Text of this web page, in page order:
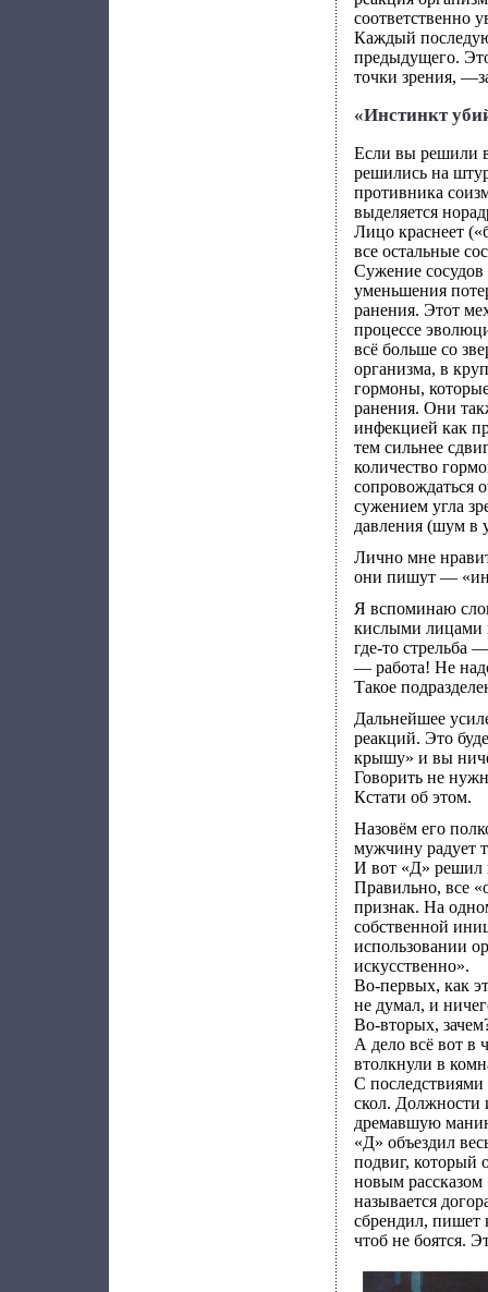
соответственно
Каждый
предыдущего.
точки зрения,
«Инстинкт
Если вы решили
решились на
противника
выделяется
Лицо краснеет
все остальные
Сужение
уменьшения
ранения. Этот
процессе
всё больше со
организма, в
гормоны,
ранения. Они
инфекцией как
тем сильнее
количество
сопровождаться
сужением угла
давления (шум в
Лично мне
они пишут —
Я вспоминаю
кислыми лицами
где-то стрельба
— работа! Не
Такое
Дальнейшее
реакций. Это
крышу» и вы
Говорить не
Кстати об этом.
Назовём его
мужчину радует
И вот «Д» решил
Правильно, все
признак. На
собственной
использовании
искусственно».
Во-первых, как
не думал, и
Во-вторых,
А дело всё вот в
втолкнули в
С
скол. Должности
дремавшую
«Д» объездил
подвиг, который
новым
называется
сбрендил, пишет
чтоб не боятся.